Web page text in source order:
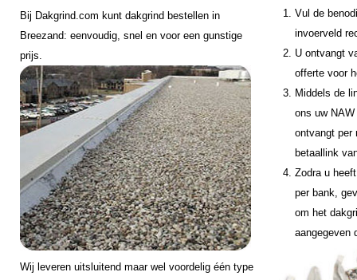
Bij Dakgrind.com kunt dakgrind bestellen in
Breezand: eenvoudig, snel en voor een gunstige
prijs.
Wij leveren uitsluitend maar wel voordelig één type
Vul de
invoerveld
U ontvangt
offerte voor
Middels de
ons uw
ontvangt per
betaallink
Zodra u
per bank,
om het
aangegeven